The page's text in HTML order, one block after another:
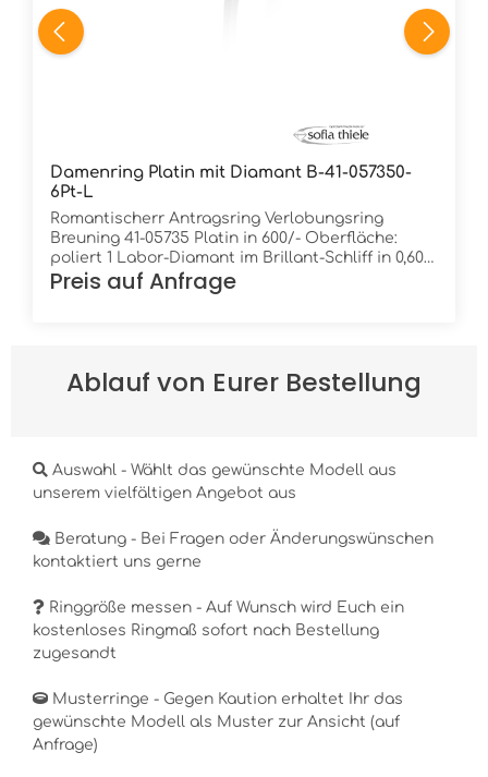
Damenring Platin mit Diamant B-41-057350-
6Pt-L
Romantischerr Antragsring Verlobungsring
Breuning 41-05735 Platin in 600/- Oberfläche:
poliert 1 Labor-Diamant im Brillant-Schliff in 0,60
ct. TW/VSi Höhe: 2,2 mm Breite: 1,9 mm Ring innen:
leicht bombiert (gewölbt) Ring außen: flach
Preis auf Anfrage
Ablauf von Eurer Bestellung
Auswahl - Wählt das gewünschte Modell aus
unserem vielfältigen Angebot aus
Beratung - Bei Fragen oder Änderungswünschen
kontaktiert uns gerne
Ringgröße messen - Auf Wunsch wird Euch ein
kostenloses Ringmaß sofort nach Bestellung
zugesandt
Musterringe - Gegen Kaution erhaltet Ihr das
gewünschte Modell als Muster zur Ansicht (auf
Anfrage)